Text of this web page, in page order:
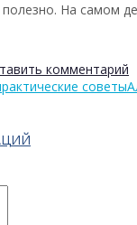
На самом
комментарий
советы